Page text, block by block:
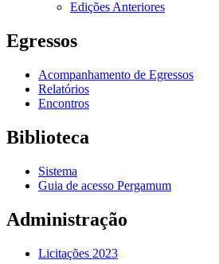
Edições Anteriores
Egressos
Acompanhamento de Egressos
Relatórios
Encontros
Biblioteca
Sistema
Guia de acesso Pergamum
Administração
Licitações 2023